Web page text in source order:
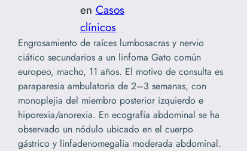
en Casos
clínicos
Engrosamiento de raíces lumbosacras y nervio
ciático secundarios a un linfoma Gato común
europeo, macho, 11 años. El motivo de consulta es
paraparesia ambulatoria de 2–3 semanas, con
monoplejia del miembro posterior izquierdo e
hiporexia/anorexia. En ecografía abdominal se ha
observado un nódulo ubicado en el cuerpo
gástrico y linfadenomegalia moderada abdominal.